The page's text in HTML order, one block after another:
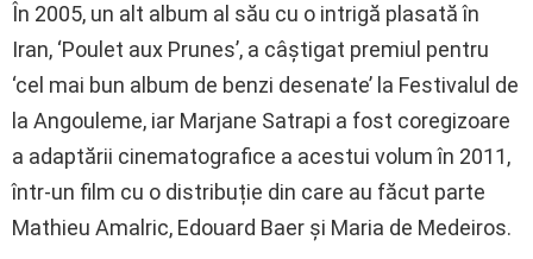
În 2005, un alt album al său cu o intrigă plasată în
Iran, ‘Poulet aux Prunes’, a câștigat premiul pentru
‘cel mai bun album de benzi desenate’ la Festivalul de
la Angouleme, iar Marjane Satrapi a fost coregizoare
a adaptării cinematografice a acestui volum în 2011,
într-un film cu o distribuție din care au făcut parte
Mathieu Amalric, Edouard Baer și Maria de Medeiros.